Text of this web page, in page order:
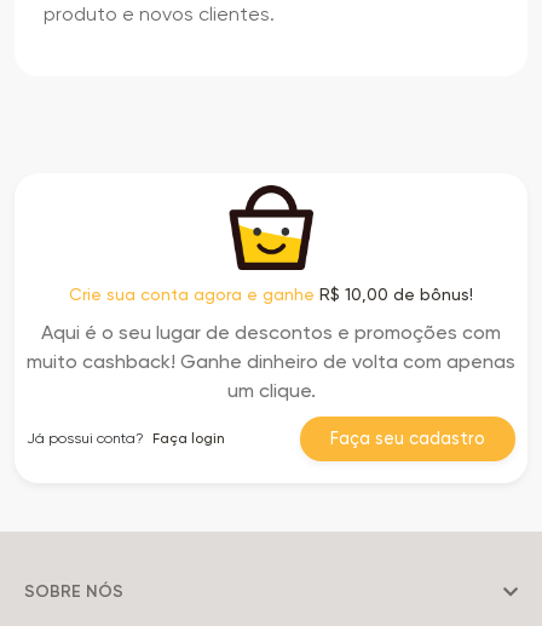
produto e novos clientes.
Crie sua conta agora e ganhe R$ 10,00 de bônus!
Aqui é o seu lugar de descontos e promoções com
muito cashback! Ganhe dinheiro de volta com apenas
um clique.
Faça seu cadastro
Já possui conta? Faça login
SOBRE NÓS